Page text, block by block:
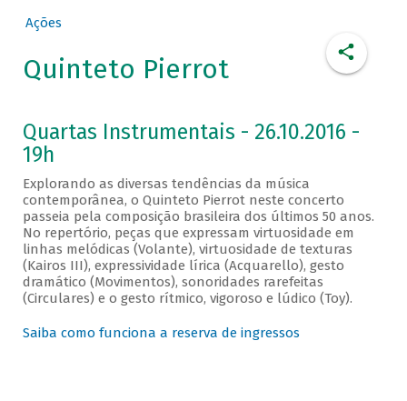
Ações
Quinteto Pierrot
Quartas Instrumentais - 26.10.2016 -
19h
Explorando as diversas tendências da música
contemporânea, o Quinteto Pierrot neste concerto
passeia pela composição brasileira dos últimos 50 anos.
No repertório, peças que expressam virtuosidade em
linhas melódicas (Volante), virtuosidade de texturas
(Kairos III), expressividade lírica (Acquarello), gesto
dramático (Movimentos), sonoridades rarefeitas
(Circulares) e o gesto rítmico, vigoroso e lúdico (Toy).
Saiba como funciona a reserva de ingressos